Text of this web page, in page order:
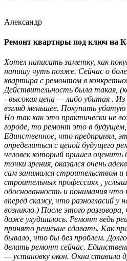
Александр
Ремонт квартиры под ключ на
Хотел написать заметку, как
напишу чуть позже. Сейчас о
квартира с ремонтом в
Действительность была такая,
- высокая цена — либо убитая . Из
взгляд меньшее. Покупать
Но так как это практически не
городе, то ремонт это в будущем,
Единственное, что предпринял,
определиться с ценой будущего
человек который пришел
точки зрения, оказался очень
сам занимался строительством
строительных профессиях ,
обоснованность и понимания что
вперед скажу, что разногласий у
возникло.) После этого
даже ухудшилось. Ремонт ведь
принято решение сдавать. Как
бывало, что бы без проблем.
делать ремонт сейчас.
— установку окон. Окна ставила